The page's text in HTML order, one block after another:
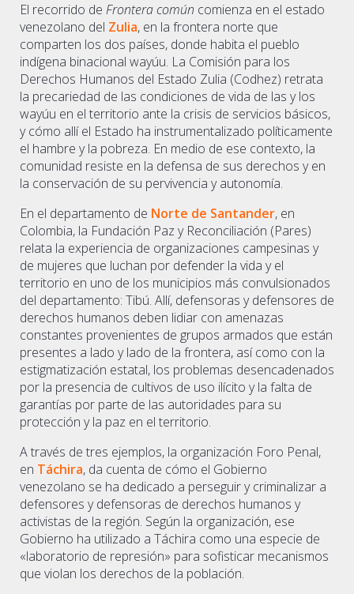
El recorrido de Frontera común comienza en el estado
venezolano del Zulia, en la frontera norte que
comparten los dos países, donde habita el pueblo
indígena binacional wayúu. La Comisión para los
Derechos Humanos del Estado Zulia (Codhez) retrata
la precariedad de las condiciones de vida de las y los
wayúu en el territorio ante la crisis de servicios básicos,
y cómo allí el Estado ha instrumentalizado políticamente
el hambre y la pobreza. En medio de ese contexto, la
comunidad resiste en la defensa de sus derechos y en
la conservación de su pervivencia y autonomía.
En el departamento de Norte de Santander, en
Colombia, la Fundación Paz y Reconciliación (Pares)
relata la experiencia de organizaciones campesinas y
de mujeres que luchan por defender la vida y el
territorio en uno de los municipios más convulsionados
del departamento: Tibú. Allí, defensoras y defensores de
derechos humanos deben lidiar con amenazas
constantes provenientes de grupos armados que están
presentes a lado y lado de la frontera, así como con la
estigmatización estatal, los problemas desencadenados
por la presencia de cultivos de uso ilícito y la falta de
garantías por parte de las autoridades para su
protección y la paz en el territorio.
A través de tres ejemplos, la organización Foro Penal,
en Táchira, da cuenta de cómo el Gobierno
venezolano se ha dedicado a perseguir y criminalizar a
defensores y defensoras de derechos humanos y
activistas de la región. Según la organización, ese
Gobierno ha utilizado a Táchira como una especie de
«laboratorio de represión» para sofisticar mecanismos
que violan los derechos de la población.